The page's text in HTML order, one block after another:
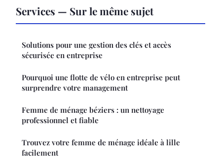
Services — Sur le même sujet
Solutions pour une gestion des clés et accès
sécurisée en entreprise
Pourquoi une flotte de vélo en entreprise peut
surprendre votre management
Femme de ménage béziers : un nettoyage
professionnel et fiable
Trouvez votre femme de ménage idéale à lille
facilement